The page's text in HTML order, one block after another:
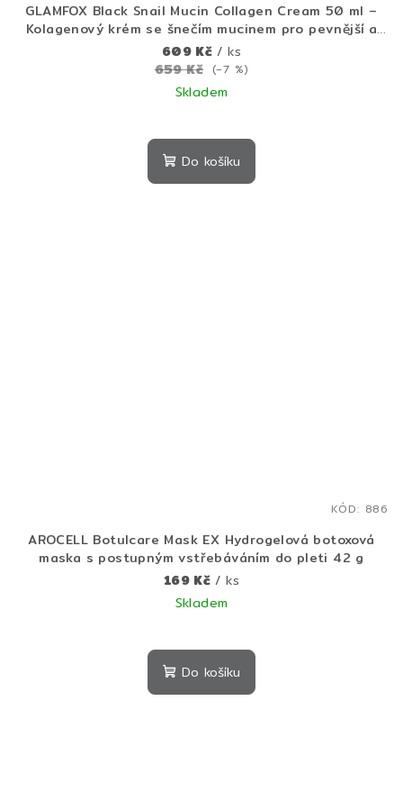
GLAMFOX Black Snail Mucin Collagen Cream 50 ml –
Kolagenový krém se šnečím mucinem pro pevnější a
hydratovanou pleť
609 Kč / ks
659 Kč (–7 %)
Skladem
Do košíku
AROCELL Botulcare Mask EX Hydrogelová botoxová
maska s postupným vstřebáváním do pleti 42 g
169 Kč / ks
Skladem
Do košíku
KÓD: 886